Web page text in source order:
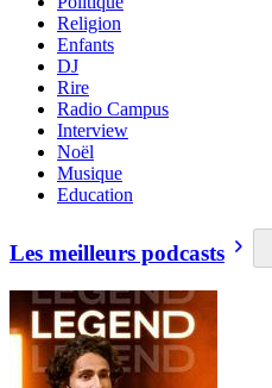
Religion
Enfants
DJ
Rire
Radio Campus
Interview
Noël
Musique
Education
Les meilleurs podcasts